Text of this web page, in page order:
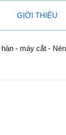
GIỚI THIỆU
hàn - máy cắt -